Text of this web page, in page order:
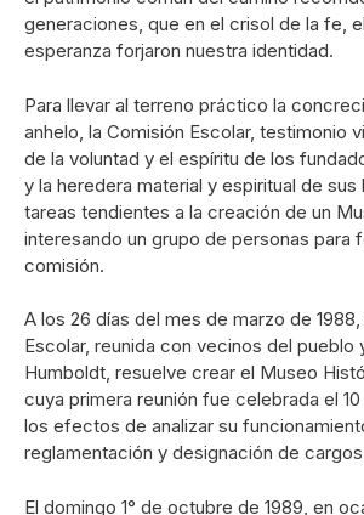
generaciones, que en el crisol de la fe,
esperanza forjaron nuestra identidad.
Para llevar al terreno práctico la
anhelo, la Comisión Escolar, testimonio
de la voluntad y el espíritu de los
y la heredera material y espiritual de sus
tareas tendientes a la creación de un
interesando un grupo de personas para
comisión.
A los 26 días del mes de marzo de
Escolar, reunida con vecinos del pueblo
Humboldt, resuelve crear el Museo
cuya primera reunión fue celebrada el
los efectos de analizar su
reglamentación y designación de
El domingo 1° de octubre de 1989, en